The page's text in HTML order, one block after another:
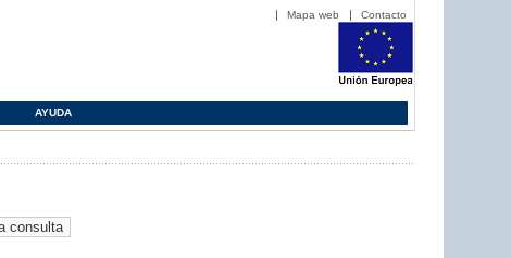
Mapa web Contacto
AYUDA